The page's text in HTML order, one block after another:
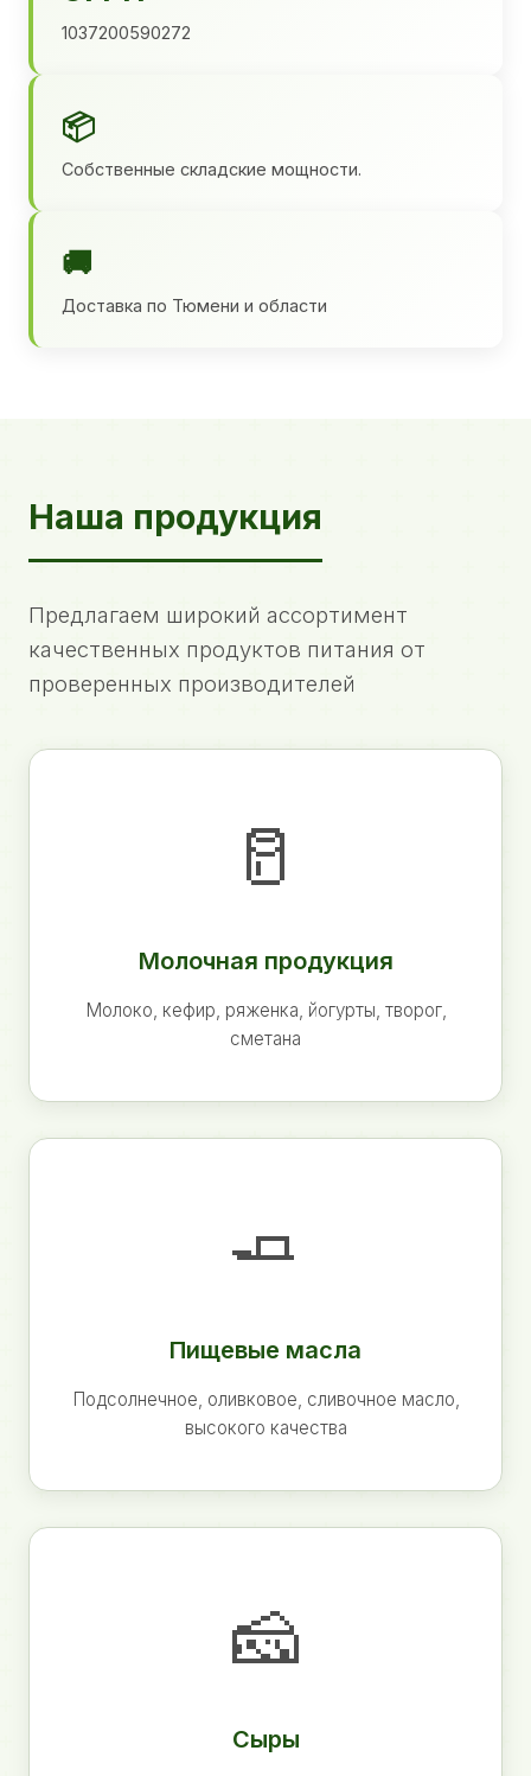
1037200590272
📦
Собственные складские мощности.
🚚
Доставка по Тюмени и области
Наша продукция
Предлагаем широкий ассортимент
качественных продуктов питания от
проверенных производителей
🥛
Молочная продукция
Молоко, кефир, ряженка, йогурты, творог,
сметана
🧈
Пищевые масла
Подсолнечное, оливковое, сливочное масло,
высокого качества
🧀
Сыры